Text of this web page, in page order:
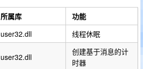
所属库
功能
user32.dll 线程休眠
user32.dll
创建基于消息的计
时器